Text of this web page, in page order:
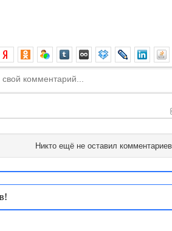
Никто ещё не оставил